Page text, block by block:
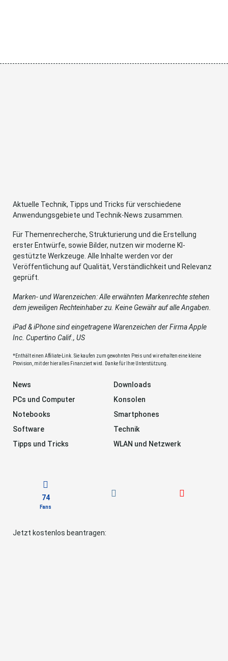
Aktuelle Technik, Tipps und Tricks für verschiedene
Anwendungsgebiete und Technik-News zusammen.
Für Themenrecherche, Strukturierung und die Erstellung
erster Entwürfe, sowie Bilder, nutzen wir moderne KI-
gestützte Werkzeuge. Alle Inhalte werden vor der
Veröffentlichung auf Qualität, Verständlichkeit und Relevanz
geprüft.
Marken- und Warenzeichen: Alle erwähnten Markenrechte stehen
dem jeweiligen Rechteinhaber zu. Keine Gewähr auf alle Angaben.
iPad & iPhone sind eingetragene Warenzeichen der Firma Apple
Inc. Cupertino Calif., US
*Enthält einen Affiliate-Link. Sie kaufen zum gewohnten Preis und wir erhalten eine kleine
Provision, mit der hier alles Finanziert wird. Danke für Ihre Unterstützung.
News
Downloads
PCs und Computer
Konsolen
Notebooks
Smartphones
Software
Technik
Tipps und Tricks
WLAN und Netzwerk
74
Fans
Jetzt kostenlos beantragen: